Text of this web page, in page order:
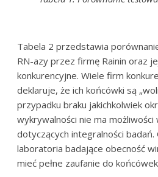
Tabela 2 przedstawia
RN-azy przez firmę Rainin oraz
konkurencyjne. Wiele firm
deklaruje, że ich końcówki są
przypadku braku jakichkolwiek
wykrywalności nie ma
dotyczących integralności badań.
laboratoria badające obecność
mieć pełne zaufanie do